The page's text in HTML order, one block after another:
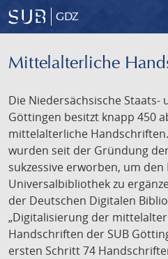
GDZ
Mittelalterliche
Die Niedersächsische
Göttingen besitzt knapp 450
mittelalterliche
wurden seit der Gründung
sukzessive erworben, um
Universalbibliothek zu
der Deutschen Digitalen
„Digitalisierung der
Handschriften der SUB
ersten Schritt 74